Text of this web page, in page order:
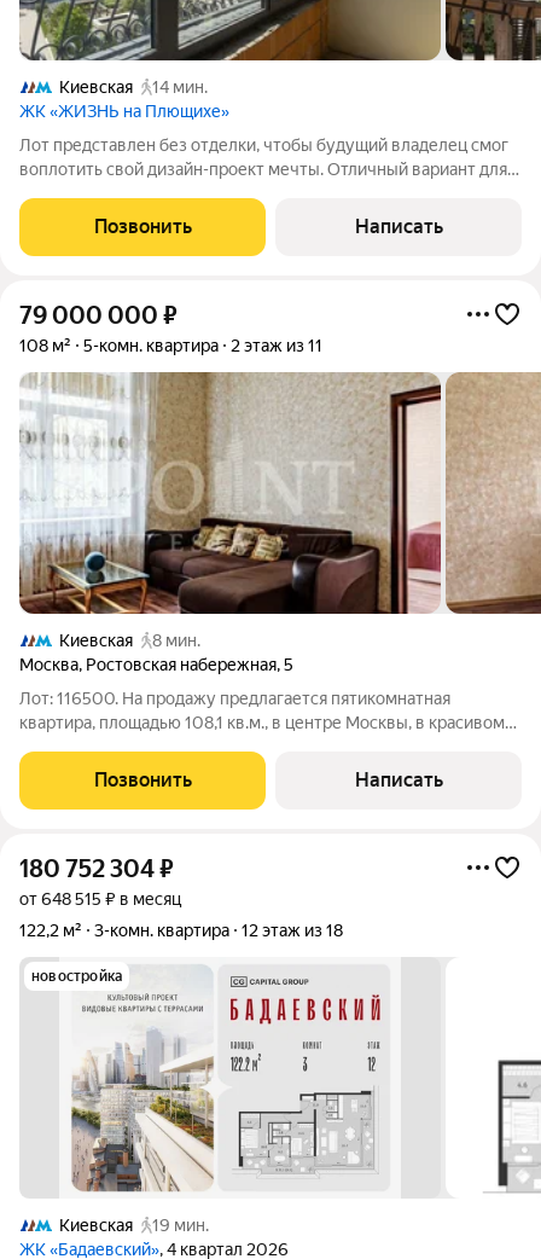
Киевская
14 мин.
ЖК «ЖИЗНЬ на Плющихе»
Лот представлен без отделки, чтобы будущий владелец смог
воплотить свой дизайн-проект мечты. Отличный вариант для
кухню-столовую и гостиную, мастер-спальню с гардеробной и
санузлом, две спальни, а
Позвонить Написать
79 000 000 ₽
108 м² 5-комн. квартира 2 этаж из 11
Киевская
8 мин.
Москва, Ростовская набережная,5
Лот: 116500. На продажу предлагается пятикомнатная
квартира, площадью 108,1 кв.м., в центре Москвы, в красивом
гостиная, кухня, три спальни, кабинет, раздельный санузел,
прихожая, балкона, лоджия.
Позвонить Написать
180 752 304₽
от 648 515 ₽ в месяц
122,2 м²
3-комн. квартира 12 этаж из 18
новостройка
Киевская
19 мин.
ЖК «Бадаевский», 4 квартал 2026